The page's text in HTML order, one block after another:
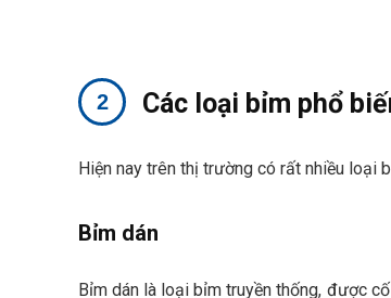
Các loại bỉm phổ
Hiện nay trên thị trường có rất nhiều loại
Bỉm dán
Bỉm dán là loại bỉm truyền thống, được